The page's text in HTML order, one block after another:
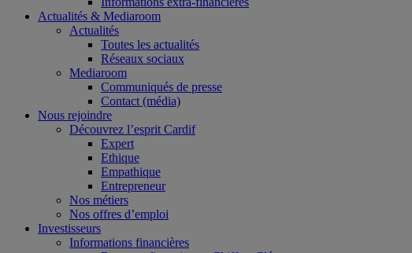
Actualités & Mediaroom
Actualités
Toutes les actualités
Réseaux sociaux
Mediaroom
Communiqués de presse
Contact (média)
Nous rejoindre
Découvrez l’esprit Cardif
Expert
Ethique
Empathique
Entrepreneur
Nos métiers
Nos offres d’emploi
Investisseurs
Informations financières